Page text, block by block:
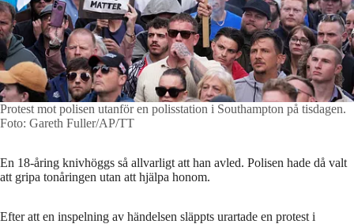
Protest mot polisen utanför en polisstation i Southampton på tisdagen.
Foto: Gareth Fuller/AP/TT
En 18-åring knivhöggs så allvarligt att han avled. Polisen hade då valt
att gripa tonåringen utan att hjälpa honom.
Efter att en inspelning av händelsen släppts urartade en protest i